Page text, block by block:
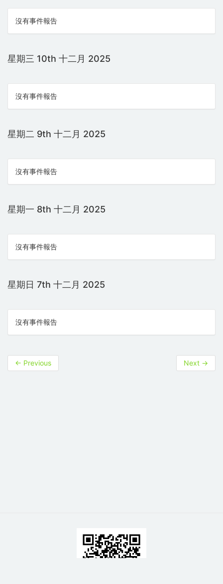
沒有事件報告
星期三 10th 十二月 2025
沒有事件報告
星期二 9th 十二月 2025
沒有事件報告
星期一 8th 十二月 2025
沒有事件報告
星期日 7th 十二月 2025
沒有事件報告
← Previous Next →